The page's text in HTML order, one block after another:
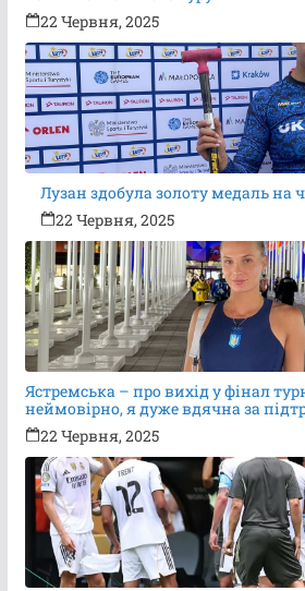
22 Червня, 2025
Лузан здобула золоту медаль на
22 Червня, 2025
Ястремська – про вихід у фінал
неймовірно, я дуже вдячна за
22 Червня, 2025